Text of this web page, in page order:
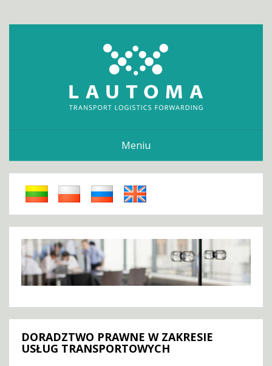
Meniu
DORADZTWO PRAWNE W ZAKRESIE
USŁUG TRANSPORTOWYCH